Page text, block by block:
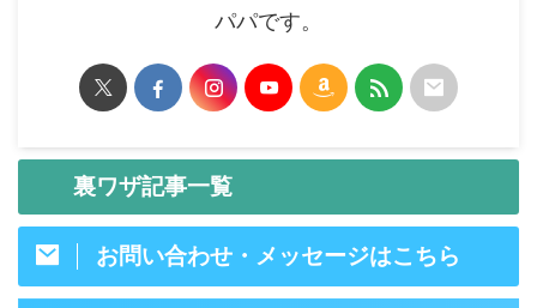
パパです。
裏ワザ記事一覧
お問い合わせ・メッセージはこちら